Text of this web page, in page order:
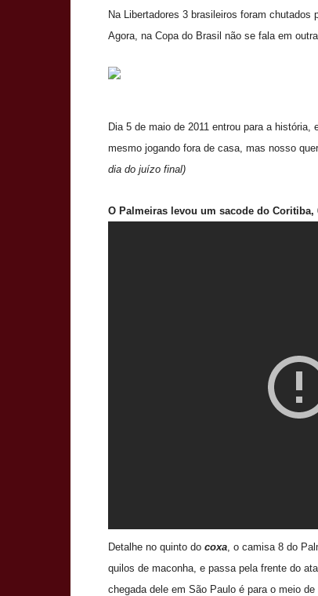
Na Libertadores 3 brasileiros foram
Agora, na Copa do Brasil não se fala em
Dia 5 de maio de 2011 entrou para a
mesmo jogando fora de casa, mas nosso
dia do juízo final)
O Palmeiras levou um sacode do Coritiba,
Detalhe no quinto do coxa , o camisa 8 do
quilos de maconha, e passa pela frente do
chegada dele em São Paulo é para o meio de